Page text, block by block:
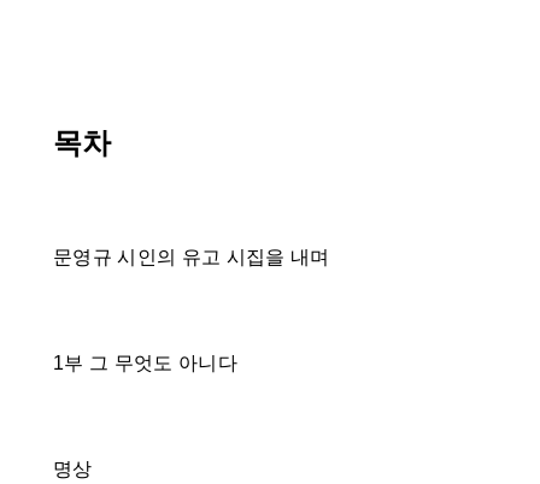
목차
문영규 시인의 유고 시집을 내며
1부 그 무엇도 아니다
명상